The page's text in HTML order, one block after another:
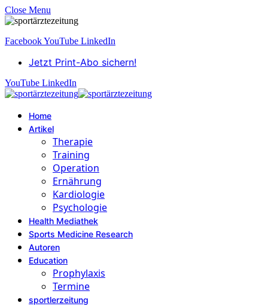
Close Menu
FacebookYouTube LinkedIn
Jetzt Print-Abo sichern!
YouTube LinkedIn
Home
Artikel
Therapie
Training
Operation
Ernährung
Kardiologie
Psychologie
Health Mediathek
Sports Medicine Research
Autoren
Education
Prophylaxis
Termine
sportlerzeitung